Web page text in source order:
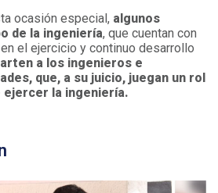
ocasión especial, algunos
de la ingeniería, que cuentan con
el ejercicio y continuo desarrollo
a los ingenieros e
que, a su juicio, juegan un rol
ejercer la ingeniería.